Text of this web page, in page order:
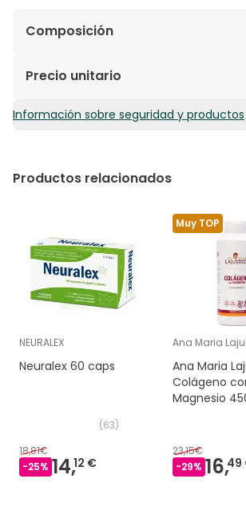
Composición
Ácido Alfa-Lipoico R + (Rdh La),
Silicio).
Precio unitario
0,58€ / Cápsulas
Información sobre seguridad y productos
Productos relacionados
NEURALEX
Neuralex 60 caps
(63)
18,81€
-25% 14,12 €
Muy TOP
Ana Maria
Ana Maria
Colágeno
Magnesio
23,15€
-29% 16,49